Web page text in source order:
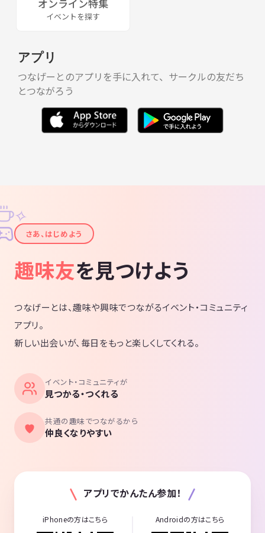
オンライン特集
イベントを探す
アプリ
つなげーとのアプリを手に入れて、サークルの友だち
とつながろう
✦
✧
さあ、はじめよう
趣味友を見つけよう
つなげーとは、趣味や興味でつながるイベント・コミュニティ
アプリ。
新しい出会いが、毎日をもっと楽しくしてくれる。
イベント・コミュニティが
見つかる・つくれる
共通の趣味でつながるから
仲良くなりやすい
アプリでかんたん参加！
iPhoneの方はこちら Androidの方はこちら